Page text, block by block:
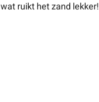
ruikt het zand lekker!